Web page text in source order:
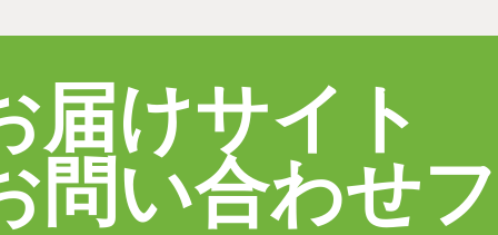
届けサイト
問い合わせ